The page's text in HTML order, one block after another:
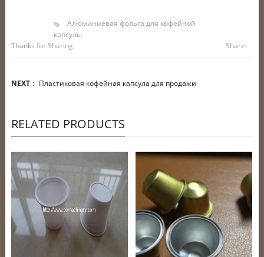
Алюминиевая фольга для кофейной
капсулы
Thanks for Sharing
Share:
NEXT： Пластиковая кофейная капсула для продажи
RELATED PRODUCTS